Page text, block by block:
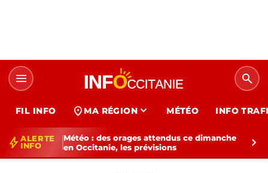
menu search
FIL INFO location_on MA RÉGION expand_more MÉTÉO INFO
bolt ALERTE
INFO
Météo : des orages attendus ce dimanche
en Occitanie, les prévisions
chevron_right